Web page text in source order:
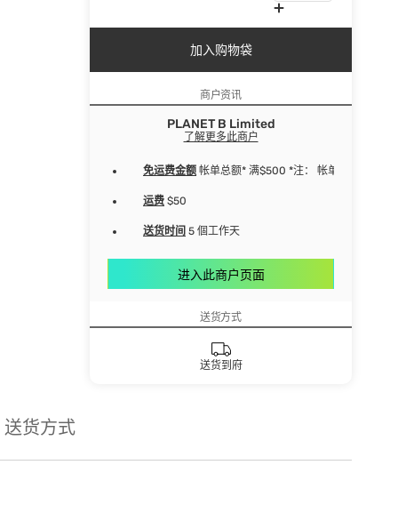
加入购物袋
商户资讯
PLANET B Limited
了解更多此商户
免运费金额 帐单总额* 满$500 *注： 帐单净总额指扣
运费 $50
送货时间 5 個工作天
进入此商户页面
送货方式
送货到府
送货方式